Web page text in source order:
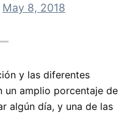
May 8, 2018
y las diferentes
un amplio porcentaje de
algún día, y una de las